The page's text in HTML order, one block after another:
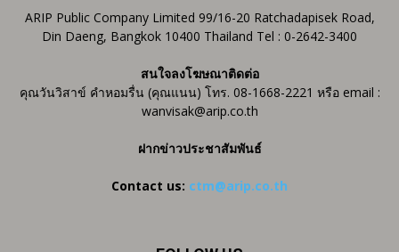
ARIP Public Company Limited 99/16-20 Ratchadapisek Road,
Din Daeng, Bangkok 10400 Thailand Tel : 0-2642-3400
สนใจลงโฆษณาติดต่อ
คุณวันวิสาข์ คำหอมรื่น (คุณแนน) โทร. 08-1668-2221 หรือ email :
wanvisak@arip.co.th
ฝากข่าวประชาสัมพันธ์
Contact us: ctm@arip.co.th